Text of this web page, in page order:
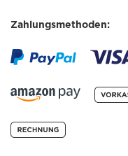
Zahlungsmethoden: